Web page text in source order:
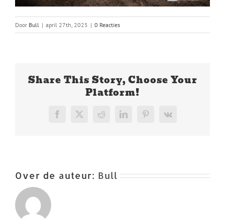
Door Bull | april 27th, 2025 | 0 Reacties
Share This Story, Choose Your
Platform!
Facebook
X RedditLinkedInPinterest
Vk
Over de auteur: Bull